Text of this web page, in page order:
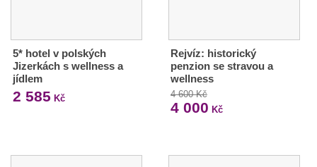
5* hotel v polských
Jizerkách s wellness a
jídlem
2 585 Kč
Rejvíz: historický
penzion se stravou a
wellness
4 600 Kč
4 000 Kč